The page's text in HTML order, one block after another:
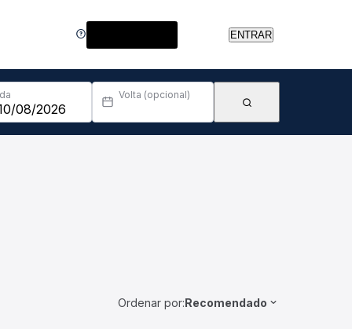
ENTRAR
Volta (opcional)
Ordenar por:Recomendado